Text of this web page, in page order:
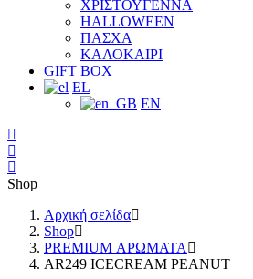
ΧΡΙΣΤΟΥΓΕΝΝΑ
HALLOWEEN
ΠΑΣΧΑ
ΚΑΛΟΚΑΙΡΙ
GIFT BOX
EL
EN
Shop
Αρχική σελίδα
Shop
PREMIUM ΑΡΩΜΑΤΑ
AR249 ICECREAM PEANUT